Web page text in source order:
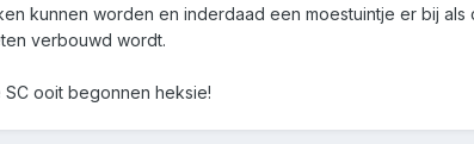
kunnen worden en inderdaad een moestuintje er bij
verbouwd wordt.
ooit begonnen heksie!